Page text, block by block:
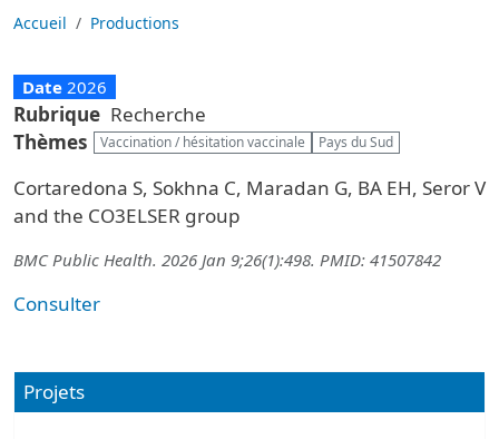
Accueil Productions
Date 2026
Rubrique Recherche
Thèmes
Vaccination / hésitation vaccinale Pays du Sud
Cortaredona S, Sokhna C, Maradan G, BA EH, Seror V
and the CO3ELSER group
BMC Public Health. 2026 Jan 9;26(1):498. PMID: 41507842
Consulter
Projets